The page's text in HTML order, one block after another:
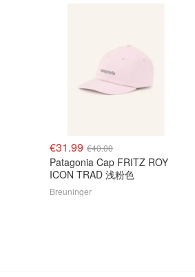
€31.99 €40.00
Patagonia Cap FRITZ ROY
ICON TRAD 浅粉色
Breuninger